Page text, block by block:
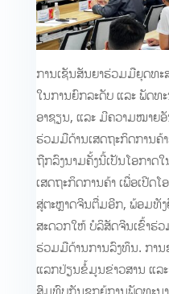
ການ​ເຊັນ​ສັນຍາ​ຮ່ວມ​ມື​ຍຸດ​ທະ​
ໃນ​ການຍົກ​ລະດັບ ​ແລະ ​ພັດທະ
ອາ​ຊຽນ, ​ແລະ​ ມີ​ຄວາມ​ໝາຍ​
ຮ່ວມ​ມື​ດ້ານ​ເສດຖະກິດ​ການ​ຄ້
ຖືກລົງນາມ​ຄັ້ງ​ນີ້​ເປັນ​ໂອກາດ​
ເສດຖະກິດ​ການ​ຄ້າ ​ເພື່ອ​ເປີດ​
ສູ່​ຕະຫຼາດ​ຈີນ​ຕື່ມ​ອີກ, ພ້ອມທັງ​
ສະດວກ​ໃຫ້ ບໍລິສັດຈີນເຂົ້າຮ່
ຮ່ວມ​ມື​ດ້ານ​ການ​ລົງທຶນ. ການ​
ແລກປ່ຽນ​ຂໍ້​ມູນ​ຂ່າວສານ ​ແລ